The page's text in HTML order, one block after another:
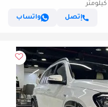
إتصل
واتساب